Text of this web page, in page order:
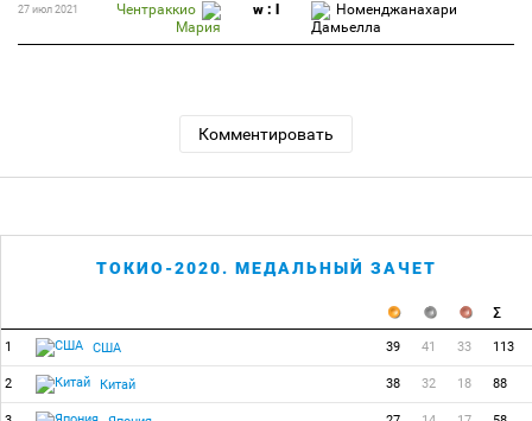
27 июл 2021
Чентраккио
Мария
w : l
Номенджанахари
Дамьелла
Комментировать
ТОКИО-2020. МЕДАЛЬНЫЙ ЗАЧЕТ
1 США 39 41 33 113
2 Китай 38 32 18 88